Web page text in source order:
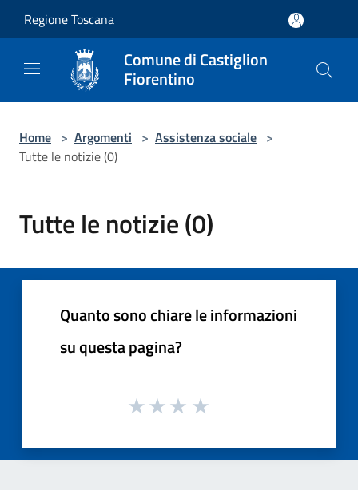
Regione Toscana
Comune di Castiglion
Fiorentino
Home > Argomenti > Assistenza sociale >
Tutte le notizie (0)
Tutte le notizie (0)
Quanto sono chiare le informazioni
su questa pagina?